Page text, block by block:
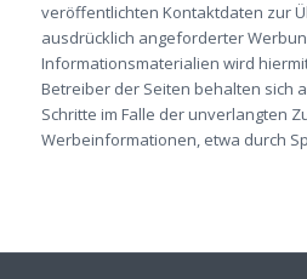
veröffentlichten Kontaktdaten zur
ausdrücklich angeforderter
Informationsmaterialien wird
Betreiber der Seiten behalten sich
Schritte im Falle der unverlangten
Werbeinformationen, etwa durch